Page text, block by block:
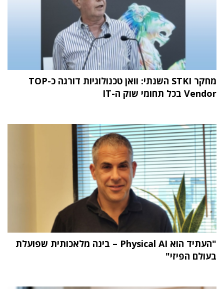
מחקר STKI השנתי: וואן טכנולוגיות דורגה כ-TOP
Vendor בכל תחומי שוק ה-IT
"העתיד הוא Physical AI – בינה מלאכותית שפועלת
בעולם הפיזי"